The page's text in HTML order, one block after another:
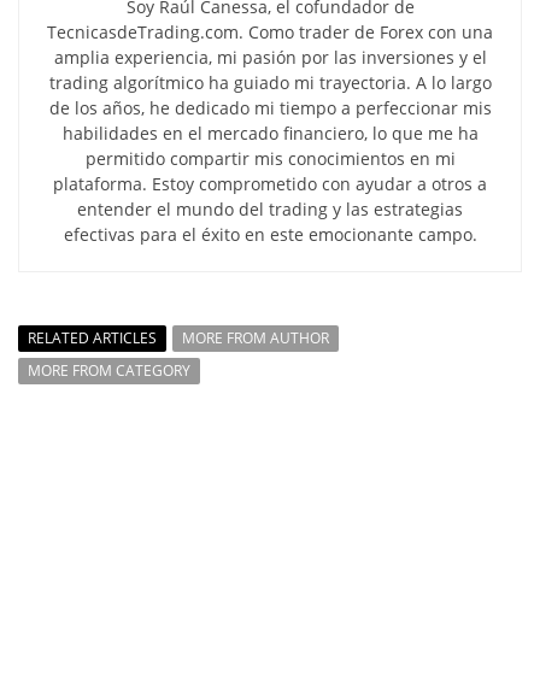
Soy Raúl Canessa, el cofundador de
TecnicasdeTrading.com. Como trader de Forex con una
amplia experiencia, mi pasión por las inversiones y el
trading algorítmico ha guiado mi trayectoria. A lo largo
de los años, he dedicado mi tiempo a perfeccionar mis
habilidades en el mercado financiero, lo que me ha
permitido compartir mis conocimientos en mi
plataforma. Estoy comprometido con ayudar a otros a
entender el mundo del trading y las estrategias
efectivas para el éxito en este emocionante campo.
RELATED ARTICLES
MORE FROM AUTHOR
MORE FROM CATEGORY